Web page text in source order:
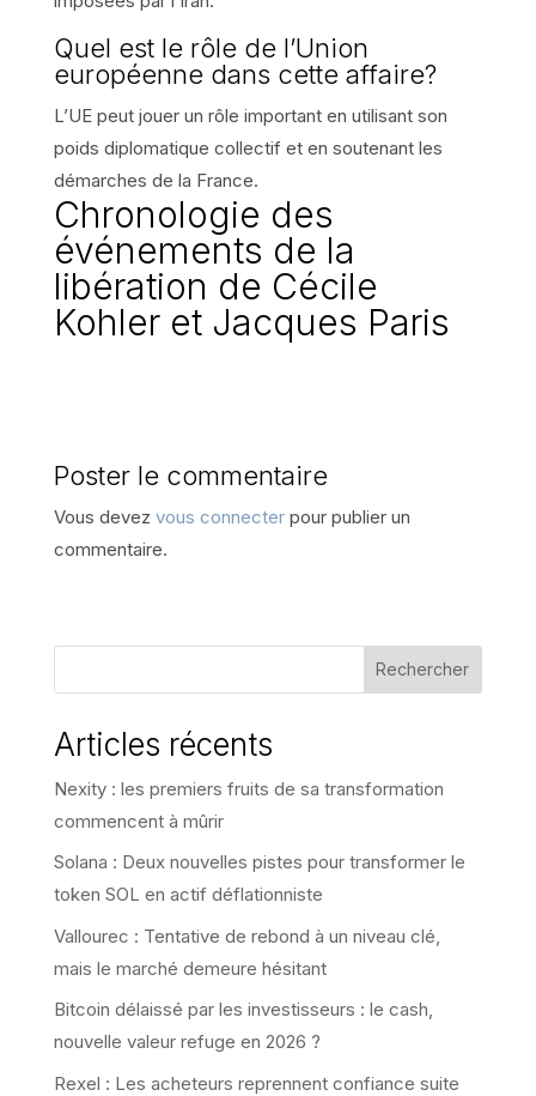
Quel est le rôle de l’Union
européenne dans cette affaire?
L’UE peut jouer un rôle important en utilisant son
poids diplomatique collectif et en soutenant les
démarches de la France.
Chronologie des
événements de la
libération de Cécile
Kohler et Jacques Paris
Poster le commentaire
Vous devez vous connecterpour publier un
commentaire.
Rechercher
Articles récents
Nexity : les premiers fruits de sa transformation
commencent à mûrir
Solana : Deux nouvelles pistes pour transformer le
token SOL en actif déflationniste
Vallourec : Tentative de rebond à un niveau clé,
mais le marché demeure hésitant
Bitcoin délaissé par les investisseurs : le cash,
nouvelle valeur refuge en 2026 ?
Rexel : Les acheteurs reprennent confiance suite